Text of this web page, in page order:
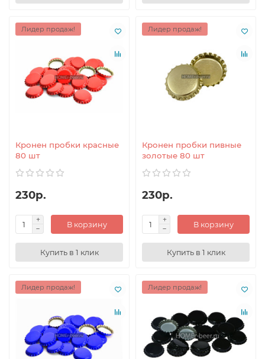
Лидер продаж!
Кронен пробки красные
80 шт
230р.
В корзину
Купить в 1 клик
Лидер продаж!
Кронен пробки пивные
золотые 80 шт
230р.
В корзину
Купить в 1 клик
Лидер продаж! Лидер продаж!